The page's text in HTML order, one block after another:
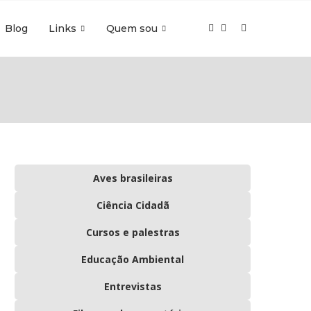
Blog Links Quem sou
Aves brasileiras
Ciência Cidadã
Cursos e palestras
Educação Ambiental
Entrevistas